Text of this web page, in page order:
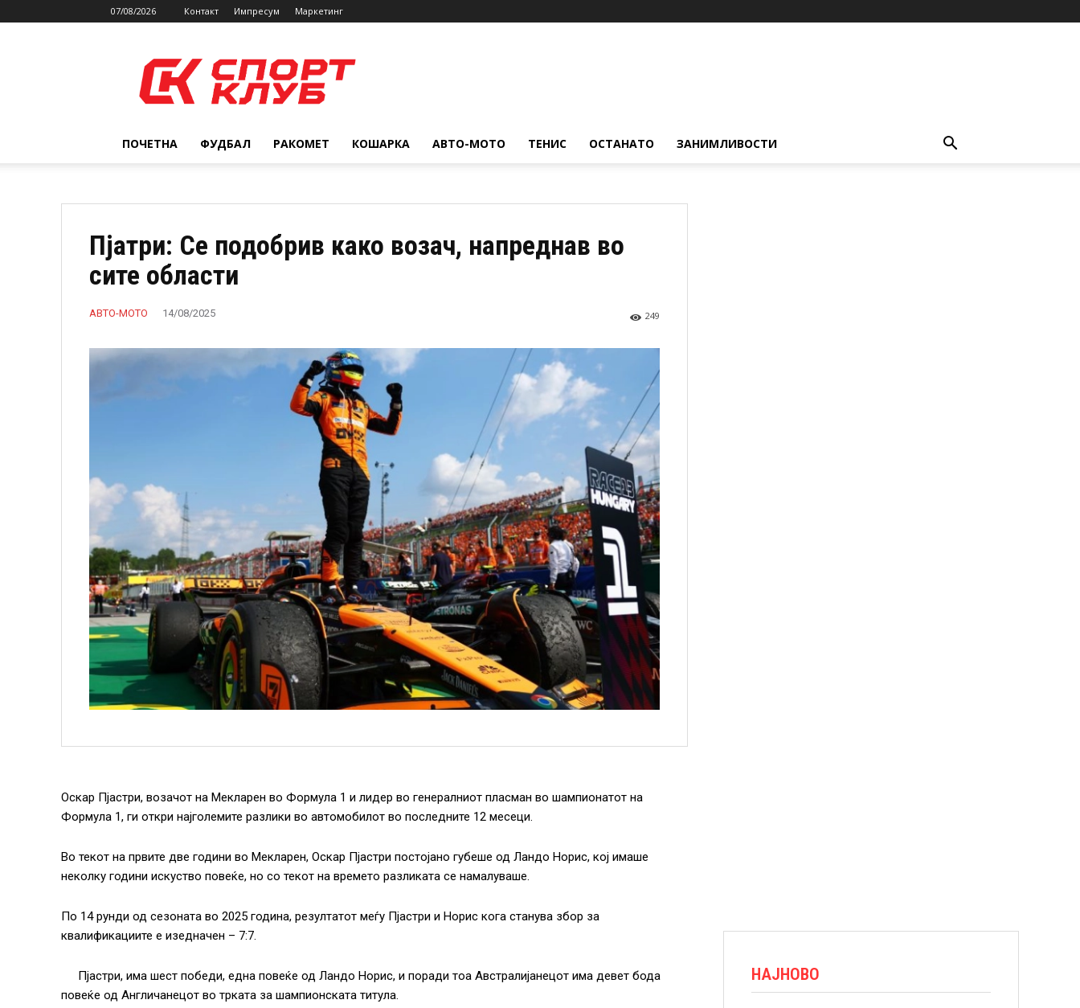
07/08/2026 Контакт Импресум Маркетинг
ПОЧЕТНА ФУДБАЛ РАКОМЕТ КОШАРКА АВТО-МОТО ТЕНИС ОСТАНАТО ЗАНИМЛИВОСТИ
Пјатри: Се подобрив како возач, напреднав во
сите области
АВТО-МОТО 14/08/2025 249
Оскар Пјастри, возачот на Мекларен во Формула 1 и лидер во генералниот пласман во шампионатот на
Формула 1, ги откри најголемите разлики во автомобилот во последните 12 месеци.
Во текот на првите две години во Мекларен, Оскар Пјастри постојано губеше од Ландо Норис, кој имаше
неколку години искуство повеќе, но со текот на времето разликата се намалуваше.
По 14 рунди од сезоната во 2025 година, резултатот меѓу Пјастри и Норис кога станува збор за
квалификациите е изедначен – 7:7.
Пјастри, има шест победи, една повеќе од Ландо Норис, и поради тоа Австралијанецот има девет бода
повеќе од Англичанецот во трката за шампионската титула.
НАЈНОВО